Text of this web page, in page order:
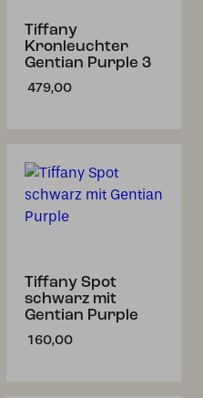
Tiffany
Kronleuchter
Gentian Purple 3
479,00
Tiffany Spot
schwarz mit
Gentian Purple
160,00